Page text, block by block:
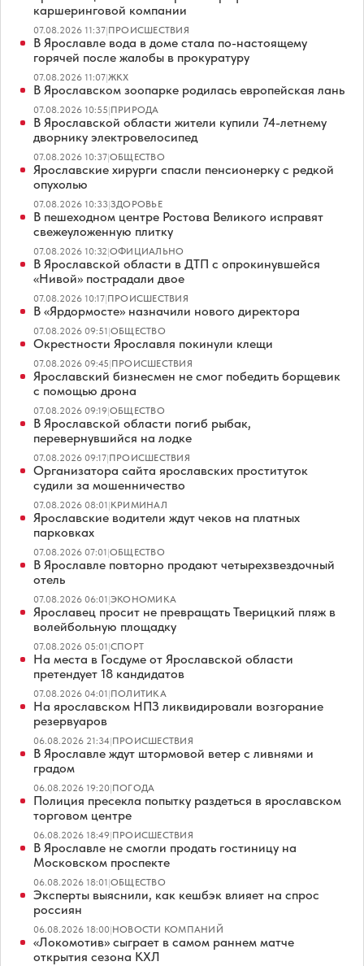
каршеринговой компании
07.08.2026 11:37|ПРОИСШЕСТВИЯ
В Ярославле вода в доме стала по-настоящему
горячей после жалобы в прокуратуру
07.08.2026 11:07|ЖКХ
В Ярославском зоопарке родилась европейская лань
07.08.2026 10:55|ПРИРОДА
В Ярославской области жители купили 74-летнему
дворнику электровелосипед
07.08.2026 10:37|ОБЩЕСТВО
Ярославские хирурги спасли пенсионерку с редкой
опухолью
07.08.2026 10:33|ЗДОРОВЬЕ
В пешеходном центре Ростова Великого исправят
свежеуложенную плитку
07.08.2026 10:32|ОФИЦИАЛЬНО
В Ярославской области в ДТП с опрокинувшейся
«Нивой» пострадали двое
07.08.2026 10:17|ПРОИСШЕСТВИЯ
В «Ярдормосте» назначили нового директора
07.08.2026 09:51|ОБЩЕСТВО
Окрестности Ярославля покинули клещи
07.08.2026 09:45|ПРОИСШЕСТВИЯ
Ярославский бизнесмен не смог победить борщевик
с помощью дрона
07.08.2026 09:19|ОБЩЕСТВО
В Ярославской области погиб рыбак,
перевернувшийся на лодке
07.08.2026 09:17|ПРОИСШЕСТВИЯ
Организатора сайта ярославских проституток
судили за мошенничество
07.08.2026 08:01|КРИМИНАЛ
Ярославские водители ждут чеков на платных
парковках
07.08.2026 07:01|ОБЩЕСТВО
В Ярославле повторно продают четырехзвездочный
отель
07.08.2026 06:01|ЭКОНОМИКА
Ярославец просит не превращать Тверицкий пляж в
волейбольную площадку
07.08.2026 05:01|СПОРТ
На места в Госдуме от Ярославской области
претендует 18 кандидатов
07.08.2026 04:01|ПОЛИТИКА
На ярославском НПЗ ликвидировали возгорание
резервуаров
06.08.2026 21:34|ПРОИСШЕСТВИЯ
В Ярославле ждут штормовой ветер с ливнями и
градом
06.08.2026 19:20|ПОГОДА
Полиция пресекла попытку раздеться в ярославском
торговом центре
06.08.2026 18:49|ПРОИСШЕСТВИЯ
В Ярославле не смогли продать гостиницу на
Московском проспекте
06.08.2026 18:01|ОБЩЕСТВО
Эксперты выяснили, как кешбэк влияет на спрос
россиян
06.08.2026 18:00|НОВОСТИ КОМПАНИЙ
«Локомотив» сыграет в самом раннем матче
открытия сезона КХЛ